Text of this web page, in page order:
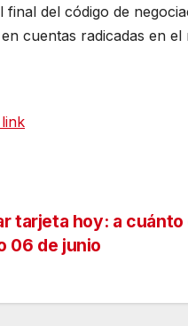
final del código de
cuentas radicadas en el
tarjeta hoy: a
06 de junio